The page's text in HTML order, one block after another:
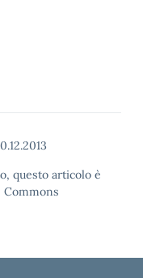
questo articolo è
Commons